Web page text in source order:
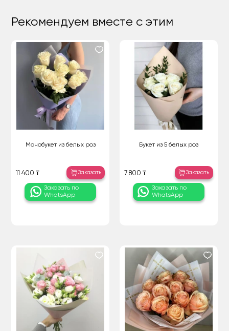
Рекомендуем вместе с этим
Монобукет из белых роз
11 400 ₸ Заказать
Заказать по
WhatsApp
Букет из 5 белых роз
7 800 ₸ Заказать
Заказать по
WhatsApp